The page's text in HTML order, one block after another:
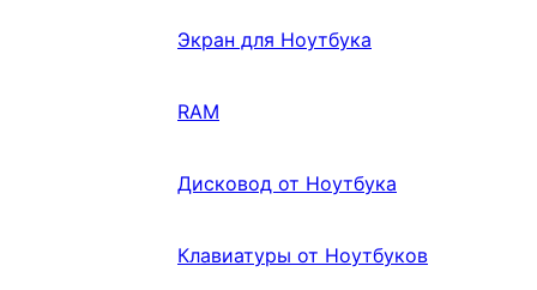
Экран для Ноутбука
RAM
Дисковод от Ноутбука
Клавиатуры от Ноутбуков